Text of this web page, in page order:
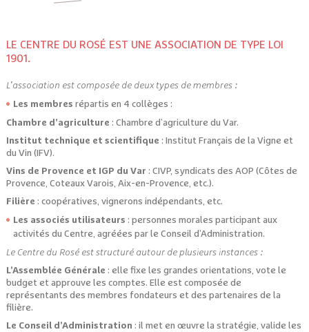
LE CENTRE DU ROSÉ EST UNE ASSOCIATION DE TYPE LOI
1901.
L’association est composée de deux types de membres :
Les membres répartis en 4 collèges :
Chambre d’agriculture : Chambre d’agriculture du Var.
Institut technique et scientifique : Institut Français de la Vigne et
du Vin (IFV).
Vins de Provence et IGP du Var : CIVP, syndicats des AOP (Côtes de
Provence, Coteaux Varois, Aix-en-Provence, etc.).
Filière : coopératives, vignerons indépendants, etc.
Les associés utilisateurs : personnes morales participant aux
activités du Centre, agréées par le Conseil d’Administration.
Le Centre du Rosé est structuré autour de plusieurs instances :
L’Assemblée Générale : elle fixe les grandes orientations, vote le
budget et approuve les comptes. Elle est composée de
représentants des membres fondateurs et des partenaires de la
filière.
Le Conseil d’Administration : il met en œuvre la stratégie, valide les